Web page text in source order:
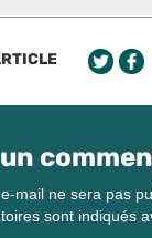
mail ne sera pas
sont indiqués